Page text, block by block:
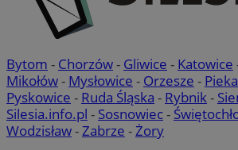
Bytom - Chorzów- Gliwice - Katowice
Mikołów- Mysłowice - Orzesze -
Pyskowice - Ruda Śląska - Rybnik-
Silesia.info.pl - Sosnowiec-
Wodzisław-Zabrze -Żory